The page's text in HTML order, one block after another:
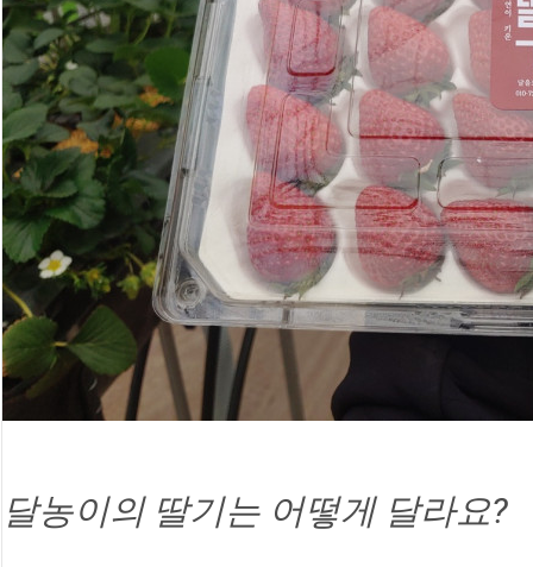
달농이의 딸기는 어떻게 달라요?